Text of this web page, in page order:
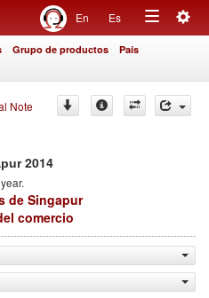
En Es
Toggle
Grupo de productos País
Note
2014
de Singapur
comercio